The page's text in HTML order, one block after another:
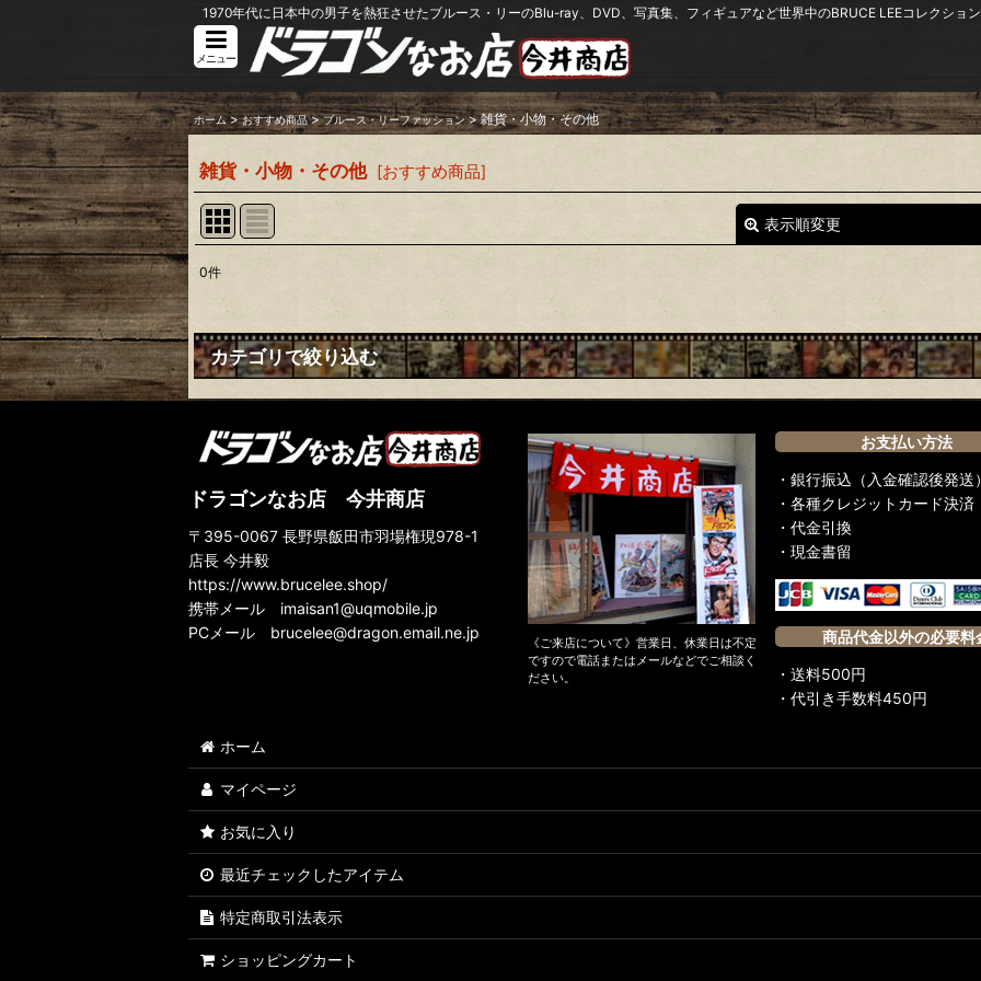
1970年代に日本中の男子を熱狂させたブルース・リーのBlu-ray、DVD、写真集、フィギュアなど世界中のBRUCE LEEコレクショ
メニュー
ホーム > おすすめ商品 > ブルース・リーファッション > 雑貨・小物・その他
雑貨・小物・その他 [おすすめ商品]
表示順変更
並び順:
絞り込む
0件
カテゴリで絞り込む
Ｔシャツ
ブレスレット
サングラス
雑貨・小物・その他
ドラゴンなお店 今井商店
〒395-0067 長野県飯田市羽場権現978-1
店長 今井毅
https://www.brucelee.shop/
携帯メール imaisan1@uqmobile.jp
PCメール brucelee@dragon.email.ne.jp
《ご来店について》営業日、休業日は不定
ですので電話またはメールなどでご相談く
ださい。
お支払い方法
・銀行振込（入金確認後発送
・各種クレジットカード決済
・代金引換
・現金書留
商品代金以外の必要料
・送料500円
・代引き手数料450円
ホーム
マイページ
お気に入り
最近チェックしたアイテム
特定商取引法表示
ショッピングカート